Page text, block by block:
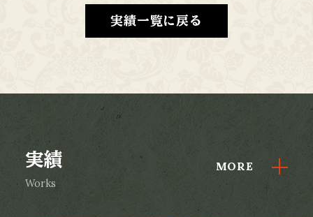
実績一覧に戻る
実績
Works
MORE